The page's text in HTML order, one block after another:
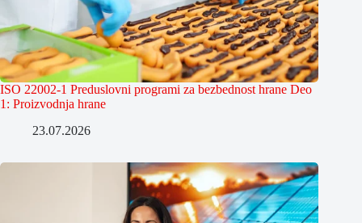
ISO 22002-1 Preduslovni programi za bezbednost hrane Deo
1: Proizvodnja hrane
23.07.2026